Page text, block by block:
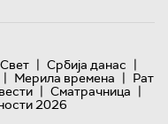
Свет | Србија данас |
| Мерила времена | Рат
| Сматрачница |
2026